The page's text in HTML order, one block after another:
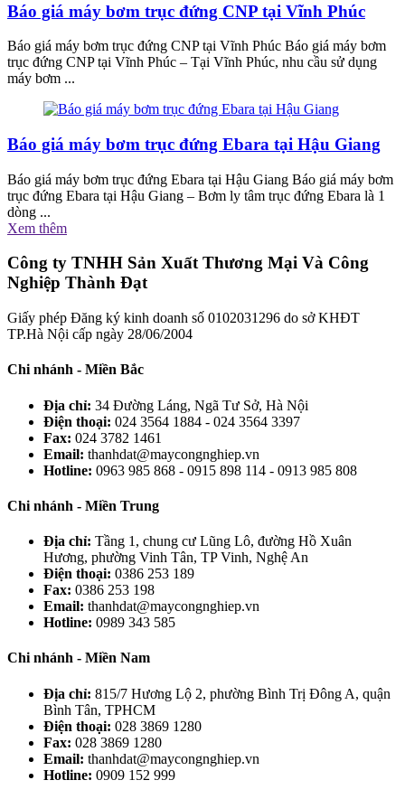
Báo giá máy bơm trục đứng CNP tại Vĩnh Phúc
Báo giá máy bơm trục đứng CNP tại Vĩnh Phúc Báo giá máy bơm
trục đứng CNP tại Vĩnh Phúc – Tại Vĩnh Phúc, nhu cầu sử dụng
máy bơm ...
Báo giá máy bơm trục đứng Ebara tại Hậu Giang
Báo giá máy bơm trục đứng Ebara tại Hậu Giang Báo giá máy bơm
trục đứng Ebara tại Hậu Giang – Bơm ly tâm trục đứng Ebara là 1
dòng ...
Xem thêm
Công ty TNHH Sản Xuất Thương Mại Và Công
Nghiệp Thành Đạt
Giấy phép Đăng ký kinh doanh số 0102031296 do sở KHĐT
TP.Hà Nội cấp ngày 28/06/2004
Chi nhánh - Miền Bắc
Địa chỉ: 34 Đường Láng, Ngã Tư Sở, Hà Nội
Điện thoại: 024 3564 1884 - 024 3564 3397
Fax: 024 3782 1461
Email: thanhdat@maycongnghiep.vn
Hotline: 0963 985 868 - 0915 898 114 - 0913 985 808
Chi nhánh - Miền Trung
Địa chỉ: Tầng 1, chung cư Lũng Lô, đường Hồ Xuân
Hương, phường Vinh Tân, TP Vinh, Nghệ An
Điện thoại: 0386 253 189
Fax: 0386 253 198
Email: thanhdat@maycongnghiep.vn
Hotline: 0989 343 585
Chi nhánh - Miền Nam
Địa chỉ: 815/7 Hương Lộ 2, phường Bình Trị Đông A, quận
Bình Tân, TPHCM
Điện thoại: 028 3869 1280
Fax: 028 3869 1280
Email: thanhdat@maycongnghiep.vn
Hotline: 0909 152 999